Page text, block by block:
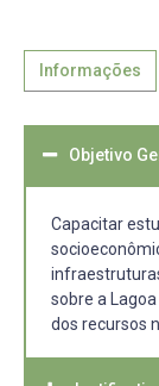
Informações
Objetivo
Capacitar
sobre a
dos recursos